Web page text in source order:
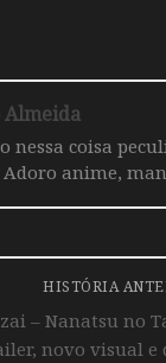
nessa coisa
Adoro anime,
HISTÓRIA
– Nanatsu no
novo visual e